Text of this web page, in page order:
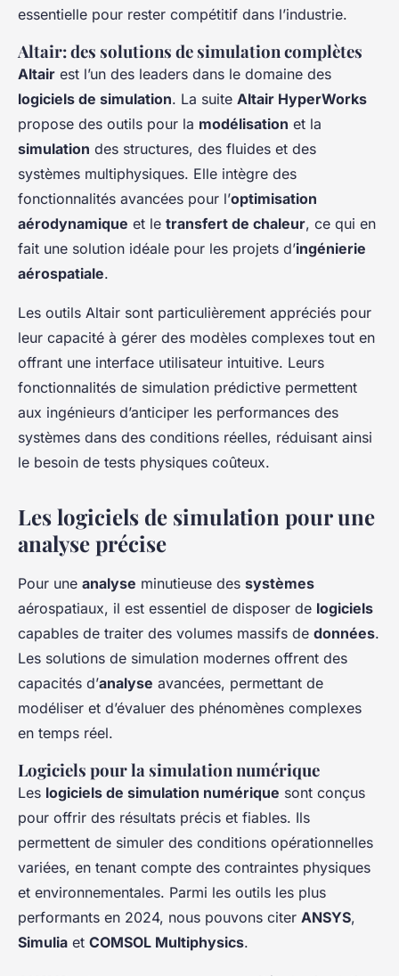
essentielle pour rester compétitif dans l’industrie.
Altair: des solutions de simulation complètes
Altair est l’un des leaders dans le domaine des
logiciels de simulation. La suite Altair HyperWorks
propose des outils pour la modélisation et la
simulation des structures, des fluides et des
systèmes multiphysiques. Elle intègre des
fonctionnalités avancées pour l’optimisation
aérodynamique et le transfert de chaleur, ce qui en
fait une solution idéale pour les projets d’ingénierie
aérospatiale.
Les outils Altair sont particulièrement appréciés pour
leur capacité à gérer des modèles complexes tout en
offrant une interface utilisateur intuitive. Leurs
fonctionnalités de simulation prédictive permettent
aux ingénieurs d’anticiper les performances des
systèmes dans des conditions réelles, réduisant ainsi
le besoin de tests physiques coûteux.
Les logiciels de simulation pour une
analyse précise
Pour une analyse minutieuse des systèmes
aérospatiaux, il est essentiel de disposer de logiciels
capables de traiter des volumes massifs de données.
Les solutions de simulation modernes offrent des
capacités d’analyse avancées, permettant de
modéliser et d’évaluer des phénomènes complexes
en temps réel.
Logiciels pour la simulation numérique
Les logiciels de simulation numérique sont conçus
pour offrir des résultats précis et fiables. Ils
permettent de simuler des conditions opérationnelles
variées, en tenant compte des contraintes physiques
et environnementales. Parmi les outils les plus
performants en 2024, nous pouvons citer ANSYS,
Simulia et COMSOL Multiphysics.